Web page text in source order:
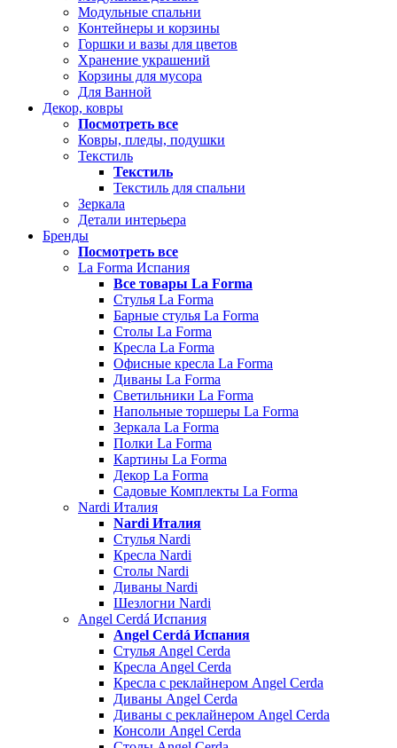
Модульные спальни
Контейнеры и корзины
Горшки и вазы для цветов
Хранение украшений
Корзины для мусора
Для Ванной
Декор, ковры
Посмотреть все
Ковры, пледы, подушки
Текстиль
Текстиль
Текстиль для спальни
Зеркала
Детали интерьера
Бренды
Посмотреть все
La Forma Испания
Все товары La Forma
Стулья La Forma
Барные стулья La Forma
Столы La Forma
Кресла La Forma
Офисные кресла La Forma
Диваны La Forma
Светильники La Forma
Напольные торшеры La Forma
Зеркала La Forma
Полки La Forma
Картины La Forma
Декор La Forma
Садовые Комплекты La Forma
Nardi Италия
Nardi Италия
Стулья Nardi
Кресла Nardi
Столы Nardi
Диваны Nardi
Шезлогни Nardi
Angel Cerdá Испания
Angel Cerdá Испания
Стулья Angel Cerda
Кресла Angel Cerda
Кресла с реклайнером Angel Cerda
Диваны Angel Cerda
Диваны с реклайнером Angel Cerda
Консоли Angel Cerda